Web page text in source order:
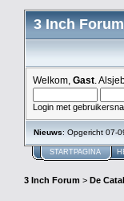
3 Inch Forum
Welkom, Gast .
Login met
Nieuws: Opgericht 07-
STARTPAGINA
3 Inch Forum > De